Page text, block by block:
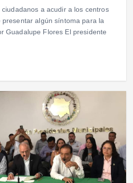
ciudadanos a acudir a los centros
algún síntoma para la
Guadalupe Flores El presidente